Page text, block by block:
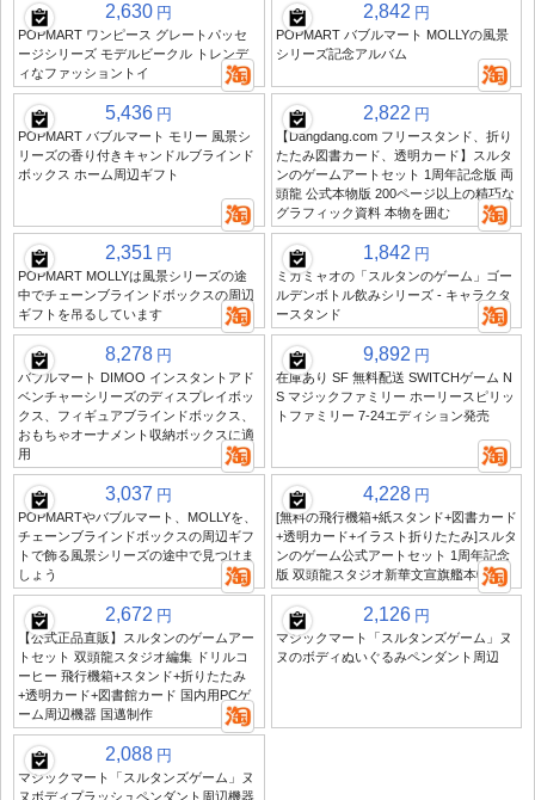
2,630 円
POPMART ワンピース グレートパッセ
ージシリーズ モデルビークル トレンデ
ィなファッショントイ
2,842 円
POPMART バブルマート MOLLYの風景
シリーズ記念アルバム
5,436 円
POPMART バブルマート モリー 風景シ
リーズの香り付きキャンドルブラインド
ボックス ホーム周辺ギフト
2,822 円
【Dangdang.com フリースタンド、折り
たたみ図書カード、透明カード】スルタ
ンのゲームアートセット 1周年記念版 両
頭龍 公式本物版 200ページ以上の精巧な
グラフィック資料 本物を囲む
2,351 円
POPMART MOLLYは風景シリーズの途
中でチェーンブラインドボックスの周辺
ギフトを吊るしています
1,842 円
ミカミャオの「スルタンのゲーム」ゴー
ルデンボトル飲みシリーズ - キャラクタ
ースタンド
8,278 円
バブルマート DIMOO インスタントアド
ベンチャーシリーズのディスプレイボッ
クス、フィギュアブラインドボックス、
おもちゃオーナメント収納ボックスに適
用
9,892 円
在庫あり SF 無料配送 SWITCHゲーム N
S マジックファミリー ホーリースピリッ
トファミリー 7-24エディション発売
3,037 円
POPMARTやバブルマート、MOLLYを、
チェーンブラインドボックスの周辺ギフ
トで飾る風景シリーズの途中で見つけま
しょう
4,228 円
[無料の飛行機箱+紙スタンド+図書カード
+透明カード+イラスト折りたたみ]スルタ
ンのゲーム公式アートセット 1周年記念
版 双頭龍スタジオ新華文宣旗艦本物版
2,672 円
【公式正品直販】スルタンのゲームアー
トセット 双頭龍スタジオ編集 ドリルコ
ーヒー 飛行機箱+スタンド+折りたたみ
+透明カード+図書館カード 国内用PCゲ
ーム周辺機器 国邁制作
2,126 円
マジックマート「スルタンズゲーム」ヌ
ヌのボディぬいぐるみペンダント周辺
2,088 円
マジックマート「スルタンズゲーム」ヌ
ヌボディプラッシュペンダント周辺機器